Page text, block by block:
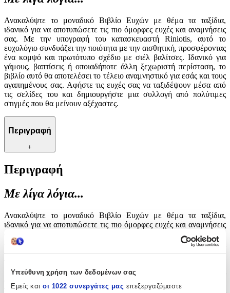
Υπεύθυνη χρήση των δεδομένων σας
Εμείς και οι 1022 συνεργάτες μας επεξεργαζόμαστε
Ανακαλύψτε το μοναδικό Βιβλίο Ευχών με θέμα τα ταξίδια,
ιδανικό για να αποτυπώσετε τις πιο όμορφες ευχές και αναμνήσεις
σας. Με την υπογραφή του κατασκευαστή Riniotis, αυτό το
ευχολόγιο συνδυάζει την ποιότητα με την αισθητική, προσφέροντας
ένα κομψό και πρωτότυπο σχέδιο με σιέλ βαλίτσες. Ιδανικό για
γάμους, βαπτίσεις ή οποιαδήποτε άλλη ξεχωριστή περίσταση, το
βιβλίο αυτό θα αποτελέσει το τέλειο αναμνηστικό για εσάς και τους
αγαπημένους σας. Αφήστε τις ευχές σας να ταξιδέψουν μέσα από
τις σελίδες του και δημιουργήστε μια συλλογή από πολύτιμες
στιγμές που θα μείνουν αξέχαστες.
Περιγραφή
+
Περιγραφή
Με λίγα λόγια...
Ανακαλύψτε το μοναδικό Βιβλίο Ευχών με θέμα τα ταξίδια,
ιδανικό για να αποτυπώσετε τις πιο όμορφες ευχές και αναμνήσεις
σας. Με την υπογραφή του κατασκευαστή Riniotis, αυτό το
ευχολόγιο συνδυάζει την ποιότητα με την αισθητική, προσφέροντας
ένα κομψό και πρωτότυπο σχέδιο με σιέλ βαλίτσες. Ιδανικό για
βιβλίο αυτό θα αποτελέσει το τέλειο αναμνηστικό για εσάς και τους
τις σελίδες του και δημιουργήστε μια συλλογή από πολύτιμες